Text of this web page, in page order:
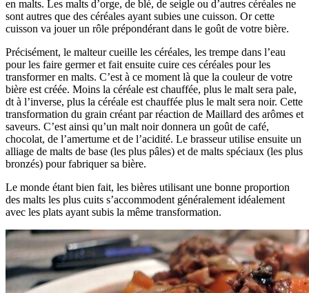
en malts. Les malts d’orge, de blé, de seigle ou d’autres céréales ne
sont autres que des céréales ayant subies une cuisson. Or cette
cuisson va jouer un rôle prépondérant dans le goût de votre bière.
Précisément, le malteur cueille les céréales, les trempe dans l’eau
pour les faire germer et fait ensuite cuire ces céréales pour les
transformer en malts. C’est à ce moment là que la couleur de votre
bière est créée. Moins la céréale est chauffée, plus le malt sera pale,
dt à l’inverse, plus la céréale est chauffée plus le malt sera noir. Cette
transformation du grain créant par réaction de Maillard des arômes et
saveurs. C’est ainsi qu’un malt noir donnera un goût de café,
chocolat, de l’amertume et de l’acidité. Le brasseur utilise ensuite un
alliage de malts de base (les plus pâles) et de malts spéciaux (les plus
bronzés) pour fabriquer sa bière.
Le monde étant bien fait, les bières utilisant une bonne proportion
des malts les plus cuits s’accommodent généralement idéalement
avec les plats ayant subis la même transformation.